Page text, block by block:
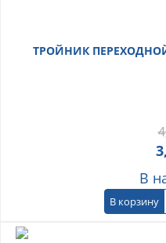
ТРОЙНИК
В
В корзину